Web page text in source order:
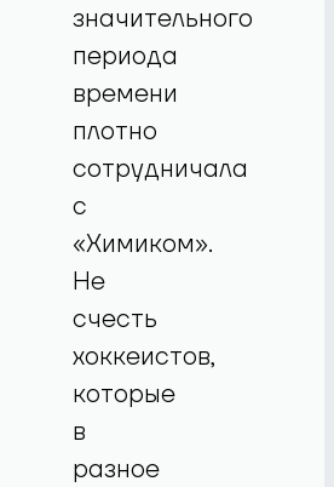
значительного
периода
времени
плотно
сотрудничала
с
«Химиком».
Не
счесть
хоккеистов,
которые
в
разное